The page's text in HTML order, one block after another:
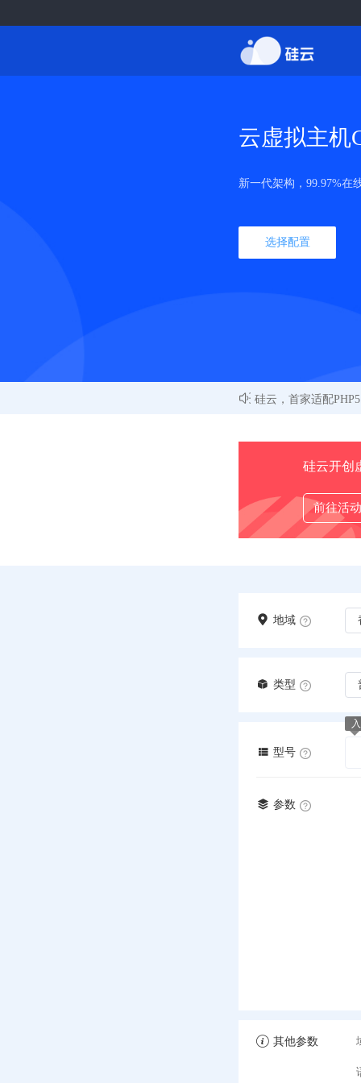
云虚拟主机
新一代架构，99.97%在
选择配置
硅云，首家适配
硅云开创
前往活
地域
类型
型号
参数
其他参数